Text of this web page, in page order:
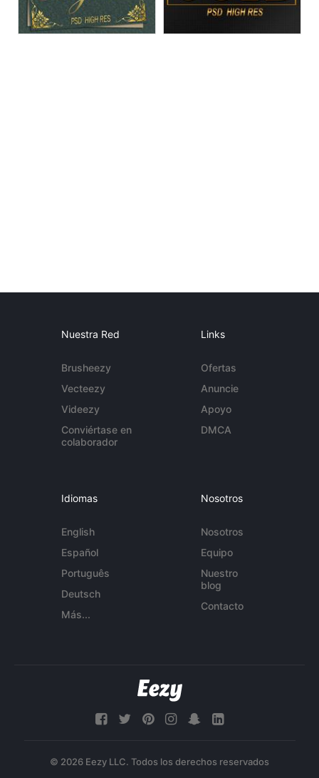
Nuestra Red
Brusheezy
Vecteezy
Videezy
Conviértase en
colaborador
Links
Ofertas
Anuncie
Apoyo
DMCA
Idiomas
English
Español
Português
Deutsch
Más...
Nosotros
Nosotros
Equipo
Nuestro
blog
Contacto
© 2026 Eezy LLC. Todos los derechos reservados